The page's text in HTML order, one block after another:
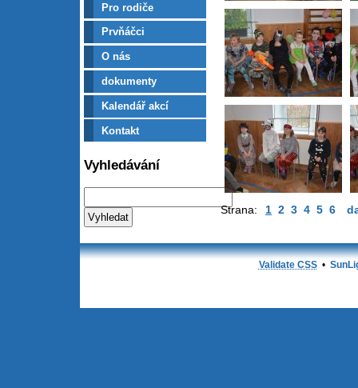
Pro rodiče
Prvňáčci
O nás
dokumenty
Kalendář akcí
Kontakt
Vyhledávání
Strana: 1 2 3 4 5 6
Validate CSS•